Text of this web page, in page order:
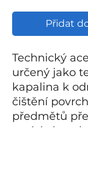
Přidat
Technický
určený jako
kapalina k
čištění
předmětů
natíráním a